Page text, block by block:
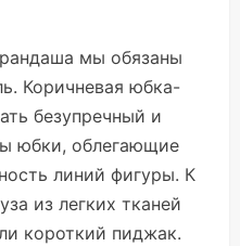
мы обязаны
Коричневая юбка-
безупречный и
юбки, облегающие
линий фигуры. К
из легких тканей
короткий пиджак.